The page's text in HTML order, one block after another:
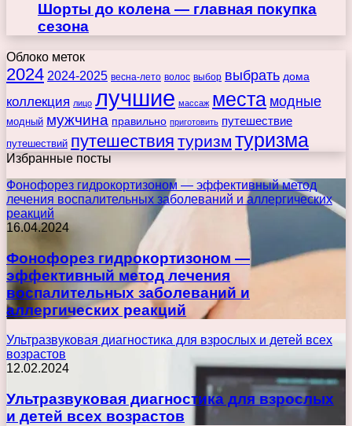
Шорты до колена — главная покупка
сезона
Облоко меток
2024 2024-2025 весна-лето волос выбор выбрать дома
коллекция лицо лучшие массаж места модные
модный мужчина правильно приготовить путешествие
путешествий путешествия туризм туризма
Избранные посты
Фонофорез гидрокортизоном — эффективный метод
лечения воспалительных заболеваний и аллергических
реакций
16.04.2024
Фонофорез гидрокортизоном —
эффективный метод лечения
воспалительных заболеваний и
аллергических реакций
Ультразвуковая диагностика для взрослых и детей всех
возрастов
12.02.2024
Ультразвуковая диагностика для взрослых
и детей всех возрастов